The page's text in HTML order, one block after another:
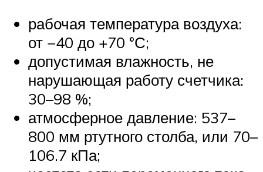
рабочая температура воздуха:
от −40 до +70 °С;
допустимая влажность, не
нарушающая работу счетчика:
30–98 %;
атмосферное давление: 537–
800 мм ртутного столба, или 70–
106.7 кПа;